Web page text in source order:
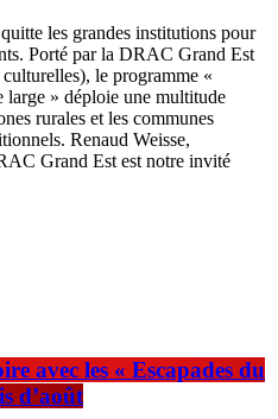
les grandes institutions pour
Porté par la DRAC Grand Est
le programme «
» déploie une multitude
rurales et les communes
Renaud Weisse,
Grand Est est notre invité
avec les « Escapades du
d’août